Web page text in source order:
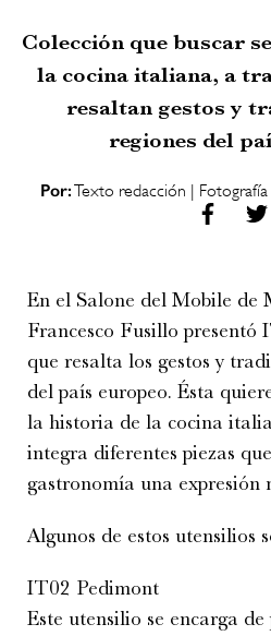
Colección que buscar
la cocina italiana, a
resaltan gestos y
regiones del
Por:Texto redacción |
En el Salone del Mobile de
Francesco Fusillo presentó
que resalta los gestos y
del país europeo. Ésta
la historia de la cocina
integra diferentes piezas
gastronomía una expresión
Algunos de estos utensilios
IT02 Pedimont
Este utensilio se encarga